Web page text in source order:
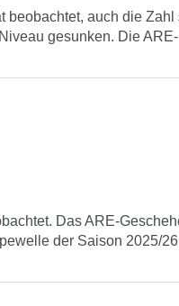
beobachtet, auch die Zahl
gesunken. Die
Das ARE-
der Saison 2025/